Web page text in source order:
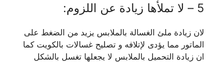
5 – لا تملأها زيادة عن اللزوم:
لان زيادة ملئ الغسالة بالملابس يزيد من الضغط على
الماتور مما يؤدى لإتلافه و تصليح غسالات بالكويت كما
ان زيادة التحميل بالملابس لا يجعلها تغسل بالشكل